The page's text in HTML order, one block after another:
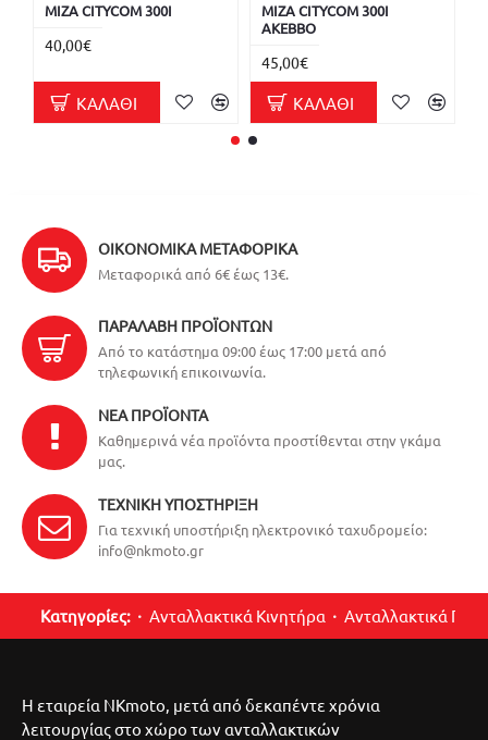
ΜΙΖΑ CITYCOM 300I
40,00€
ΚΑΛΆΘΙ
ΜΙΖΑ CITYCOM 300I
AKEBBO
45,00€
ΚΑΛΆΘΙ
ΟΙΚΟΝΟΜΙΚΆ ΜΕΤΑΦΟΡΙΚΆ
Μεταφορικά από 6€ έως 13€.
ΠΑΡΑΛΑΒΉ ΠΡΟΪΌΝΤΩΝ
Από το κατάστημα 09:00 έως 17:00 μετά από
τηλεφωνική επικοινωνία.
ΝΈΑ ΠΡΟΪΌΝΤΑ
Καθημερινά νέα προϊόντα προστίθενται στην γκάμα
μας.
ΤΕΧΝΙΚΉ ΥΠΟΣΤΉΡΙΞΗ
Για τεχνική υποστήριξη ηλεκτρονικό ταχυδρομείο:
info@nkmoto.gr
Κατηγορίες: Ανταλλακτικά Κινητήρα Ανταλλακτικά
Η εταιρεία NKmoto, μετά από δεκαπέντε χρόνια
λειτουργίας στο χώρο των ανταλλακτικών